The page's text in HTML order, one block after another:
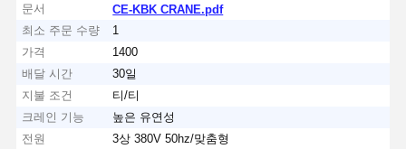
문서
CE-KBK CRANE.pdf
최소 주문 수량
1
가격
1400
배달 시간
30일
지불 조건
티/티
크레인 기능
높은 유연성
전원
3상 380V 50hz/맞춤형